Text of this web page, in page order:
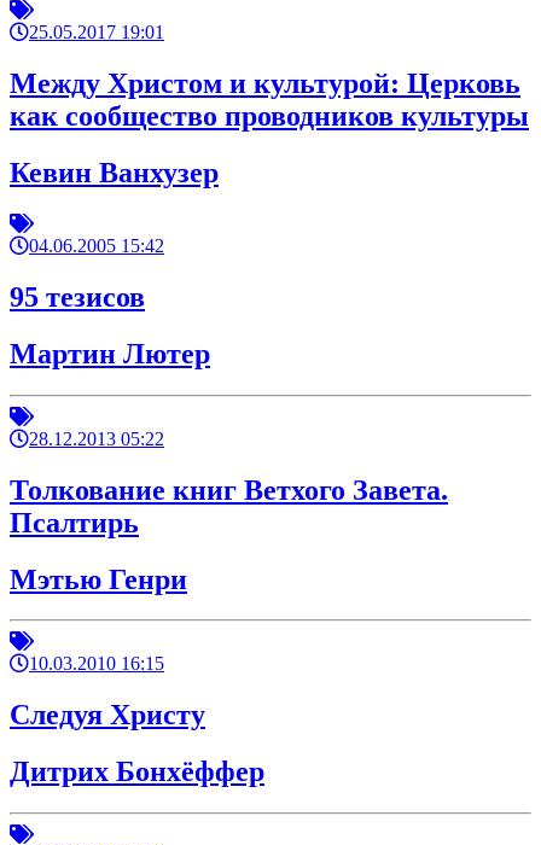
25.05.2017 19:01
Между Христом и культурой: Церковь
как сообщество проводников культуры
Кевин Ванхузер
04.06.2005 15:42
95 тезисов
Мартин Лютер
28.12.2013 05:22
Толкование книг Ветхого Завета.
Псалтирь
Мэтью Генри
10.03.2010 16:15
Следуя Христу
Дитрих Бонхёффер